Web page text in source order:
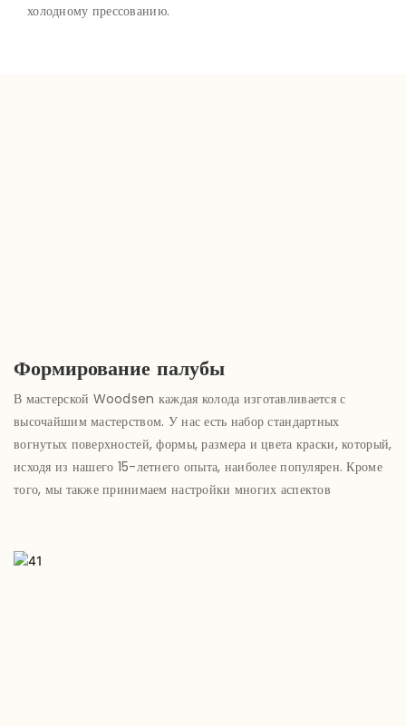
холодному прессованию.
Формирование палубы
В мастерской Woodsen каждая колода изготавливается с
высочайшим мастерством. У нас есть набор стандартных
вогнутых поверхностей, формы, размера и цвета краски, который,
исходя из нашего 15-летнего опыта, наиболее популярен. Кроме
того, мы также принимаем настройки многих аспектов